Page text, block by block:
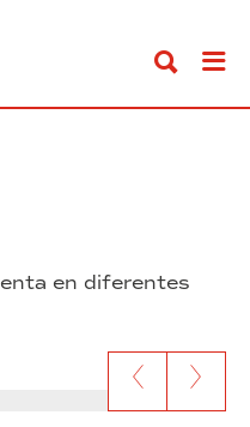
en diferentes
Ir al
Ir al anterior contenido